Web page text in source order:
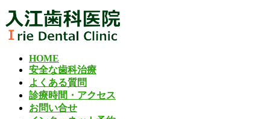
コ
ン
テ
ナ
ビ
ゲ
HOME
安全な歯科治療
よくある質問
診療時間・アクセス
お問い合せ